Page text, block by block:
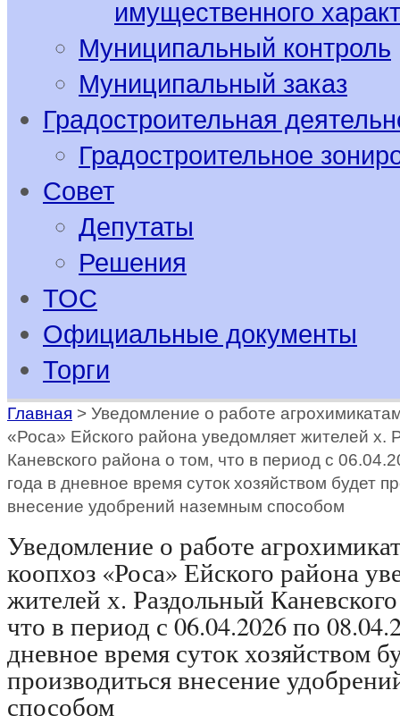
имущественного
Муниципальный контроль
Муниципальный заказ
Градостроительная
Градостроительное
Совет
Депутаты
Решения
ТОС
Официальные документы
Торги
Главная > Уведомление о работе
«Роса» Ейского района уведомляет жителей х.
Каневского района о том, что в период с
года в дневное время суток хозяйством будет
внесение удобрений наземным способом
Уведомление о работе
коопхоз «Роса» Ейского района
жителей х. Раздольный
что в период с 06.04.2026 по
дневное время суток хозяйством
производиться внесение
способом